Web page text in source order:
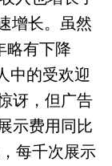
增长。虽然
略有下降
中的受欢迎
讶，但广告
示费用同比
每千次展示